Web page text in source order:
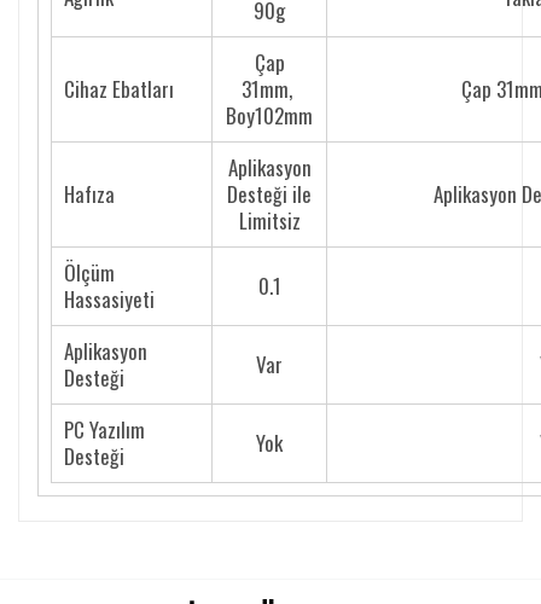
90g
Cihaz Ebatları
Çap
31mm,
Boy102mm
Çap
Hafıza
Aplikasyon
Desteği ile
Limitsiz
Aplikasyon
Ölçüm
Hassasiyeti
0.1
Aplikasyon
Desteği
Var
PC Yazılım
Desteği
Yok